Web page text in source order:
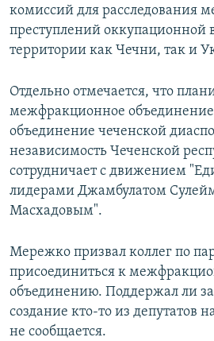
комиссий для расследования
преступлений оккупационной
территории как Чечни, так и
Отдельно отмечается, что
межфракционное
объединение чеченской
независимость Чеченской
сотрудничает с движением
лидерами Джамбулатом
Масхадовым".
Мережко призвал коллег по
присоединиться к
объединению. Поддержал ли
создание кто-то из депутатов
не сообщается.